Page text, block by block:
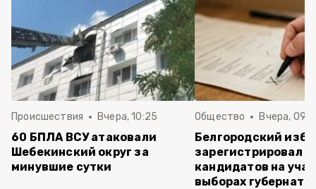
Происшествия Вчера, 10:25
60 БПЛА ВСУ атаковали
Шебекинский округ за
минувшие сутки
Общество Вчера,
Белгородский
зарегистрировал
кандидатов на
выборах